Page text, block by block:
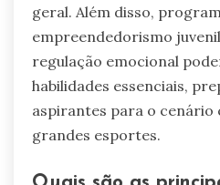
geral. Além disso,
empreendedorismo
regulação emocional
habilidades essenciais,
aspirantes para o cenário
grandes esportes.